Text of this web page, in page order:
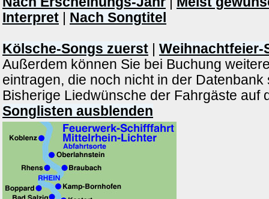
Interpret
Nach Songtitel
Kölsche-Songs zuerst
Weihnachtfeier-
Außerdem können Sie bei Buchung
eintragen, die noch nicht in der Datenbank
Bisherige Liedwünsche der Fahrgäste auf
Songlisten ausblenden